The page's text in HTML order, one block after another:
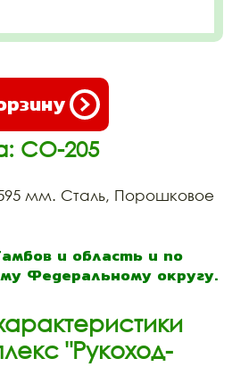
СО-205
мм. Сталь, Порошковое
и область и по
Федеральному округу.
"Рукоход-